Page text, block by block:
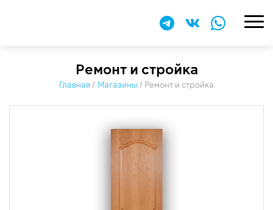
Ремонт и стройка
Главная / Магазины / Ремонт и стройка